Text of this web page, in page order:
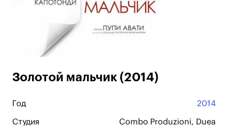
Золотой мальчик (2014)
Год 2014
Студия
Combo Produzioni, Duea